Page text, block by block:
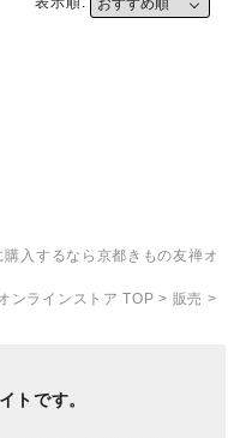
購入するなら京都きもの友禅オ
ンラインストア TOP > 販売 >
トです。